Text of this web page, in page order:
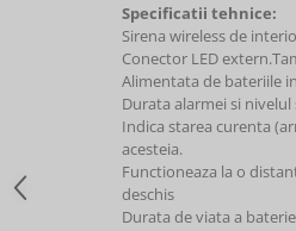
Specificatii tehnice:
Sirena wireless de
Conector LED
Alimentata de bateriile
Durata alarmei si nivelul
Indica starea curenta
acesteia.
Functioneaza la o
deschis
Durata de viata a